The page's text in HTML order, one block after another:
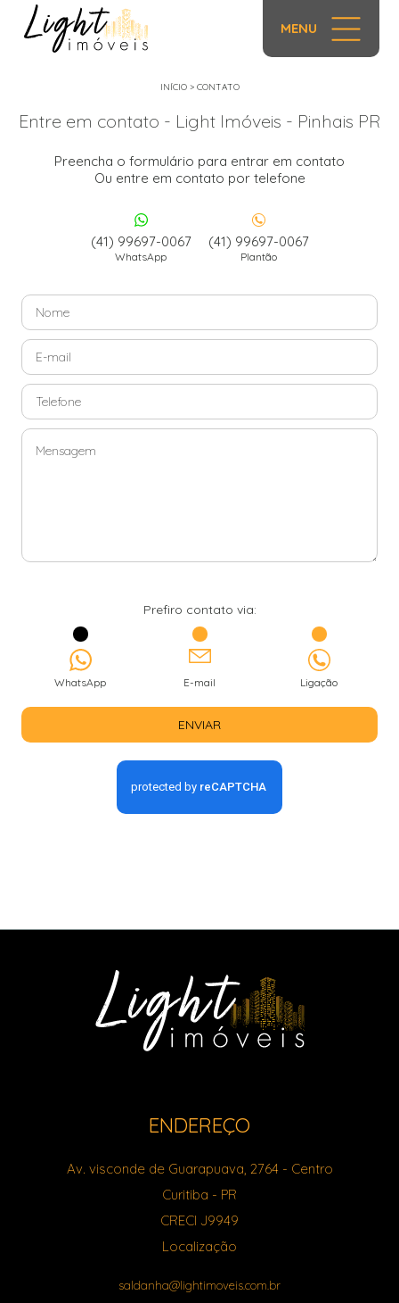
MENU
INÍCIO> CONTATO
Entre em contato - Light Imóveis - Pinhais PR
Preencha o formulário para entrar em contato
Ou entre em contato por telefone
(41) 99697-0067
WhatsApp
(41) 99697-0067
Plantão
Prefiro contato via:
WhatsApp E-mail Ligação
ENVIAR
ENDEREÇO
Av. visconde de Guarapuava, 2764- Centro
Curitiba - PR
CRECI J9949
Localização
saldanha@lightimoveis.com.br